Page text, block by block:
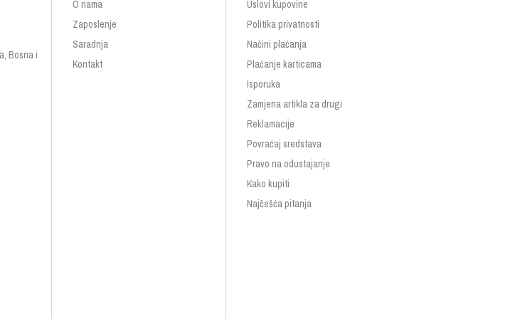
Bosna i
O nama
Zaposlenje
Saradnja
Kontakt
Uslovi kupovine
Politika privatnosti
Načini plaćanja
Plaćanje karticama
Isporuka
Zamjena artikla za drugi
Reklamacije
Povraćaj sredstava
Pravo na odustajanje
Kako kupiti
Najčešća pitanja